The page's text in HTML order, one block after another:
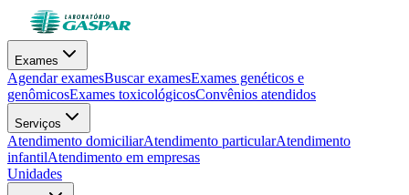
Exames
Agendar examesBuscar examesExames genéticos e
genômicosExames toxicológicosConvênios atendidos
Serviços
Atendimento domiciliarAtendimento particularAtendimento
infantilAtendimento em empresas
Unidades